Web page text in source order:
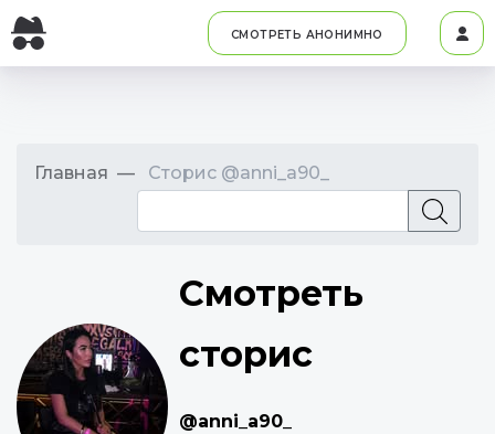
СМОТРЕТЬ АНОНИМНО
Главная Сторис @anni_a90_
Смотреть
сторис
@anni_a90_